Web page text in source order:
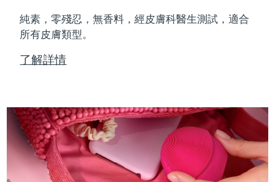
純素，零殘忍，無香料，經皮膚科醫生測試，適合
所有皮膚類型。
了解詳情
FAQ™產品
All anti-aging treatments
FAQ™產品
All LED treatments
FAQ™ products
PEACH™ 2
Travel-friendly IPL hair removal
PEACH™ Cooling Prep Gel
Cooling IPL hair removal gel
LUNA™ 4 body
Firming body serum
痘肌護理
ESPADA™ 2
Acne treatment device
ESPADA™ Blemish Solution
眼部護理
IRIS™ 2
Rejuvenating eye massager
眼部護膚
KIWI™ derma
Diamond microdermabrasion .
LUNA™ 4 hair
2-in-1 LED scalp massager
牙齒美白
NEW
直布羅陀
希臘
匈牙利 預計送達日期8/10/26
冰島 預計送達日期8/11/26
預計送達日期8/8/26